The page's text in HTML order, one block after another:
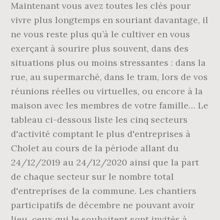
Maintenant vous avez toutes les clés pour
vivre plus longtemps en souriant davantage, il
ne vous reste plus qu’à le cultiver en vous
exerçant à sourire plus souvent, dans des
situations plus ou moins stressantes : dans la
rue, au supermarché, dans le tram, lors de vos
réunions réelles ou virtuelles, ou encore à la
maison avec les membres de votre famille… Le
tableau ci-dessous liste les cinq secteurs
d'activité comptant le plus d'entreprises à
Cholet au cours de la période allant du
24/12/2019 au 24/12/2020 ainsi que la part
de chaque secteur sur le nombre total
d'entreprises de la commune. Les chantiers
participatifs de décembre ne pouvant avoir